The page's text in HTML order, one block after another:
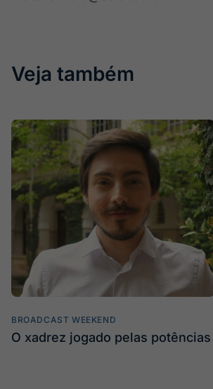
Em breve
Tokenização
de ativos
Em breve
Crédito
Veja também
BROADCAST WEEKEND
O xadrez jogado pelas potências